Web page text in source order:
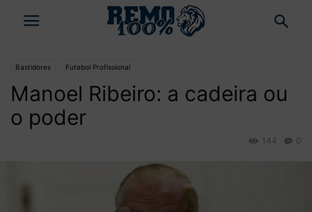
Bastidores Futebol Profissional
Manoel Ribeiro: a cadeira ou
o poder
0
144